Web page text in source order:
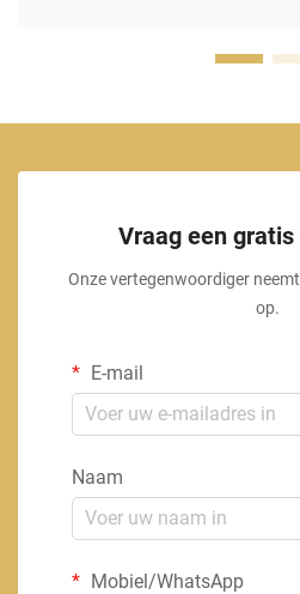
Vraag een
Onze vertegenwoordiger
op.
E-mail
Naam
Mobiel/WhatsApp